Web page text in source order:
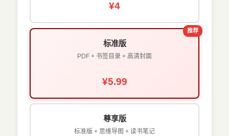
¥4
推荐
标准版
PDF + 书签目录 + 高清封面
¥5.99
尊享版
标准版 + 思维导图 + 读书笔记